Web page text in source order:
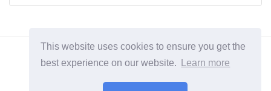
This website uses cookies to ensure you get the
best experience on our website.
Learn more
2026 ©BuruNews